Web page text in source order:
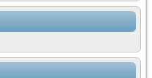
для математического
создания измерителя ВАХ
генератора сигналов -
модуля с высоким
радиолокационного